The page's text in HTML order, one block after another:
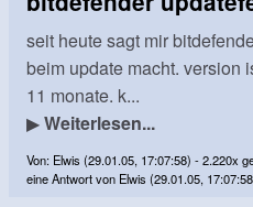
seit heute sagt mir
beim update macht. version
11 monate. k...
▶Weiterlesen...
Von: Elwis (29.01.05, 17:07:58) - 2.220x
eine Antwort von Elwis (29.01.05,